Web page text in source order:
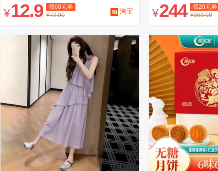
¥12.9 领60元券
¥72.90
淘宝 ¥244 领20元券
¥369.00